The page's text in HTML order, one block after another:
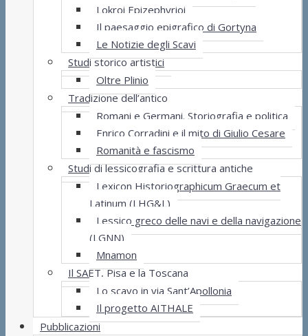
Lokroi Epizephyrioi
Il paesaggio epigrafico di Gortyna
Le Notizie degli Scavi
Studi storico artistici
Oltre Plinio
Tradizione dell’antico
Romani e Germani. Storiografia e politica
Enrico Corradini e il mito di Giulio Cesare
Romanità e fascismo
Studi di lessicografia e scrittura antiche
Lexicon Historiographicum Graecum et
Latinum (LHG&L)
Lessico greco delle navi e della navigazione
(LGNN)
Mnamon
Il SAET, Pisa e la Toscana
Lo scavo in via Sant’Apollonia
Il progetto AITHALE
Pubblicazioni